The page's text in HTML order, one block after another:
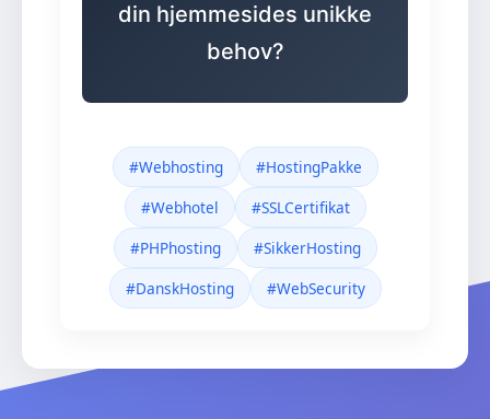
din hjemmesides unikke
behov?
#Webhosting
#HostingPakke
#Webhotel
#SSLCertifikat
#PHPhosting
#SikkerHosting
#DanskHosting
#WebSecurity